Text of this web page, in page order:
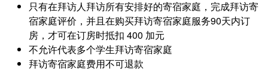
只有在拜访人拜访所有安排好的寄宿家庭，完成拜访寄
宿家庭评价，并且在购买拜访寄宿家庭服务90天内订
房，才可在订房时抵扣 400 加元
不允许代表多个学生拜访寄宿家庭
拜访寄宿家庭费用不可退款